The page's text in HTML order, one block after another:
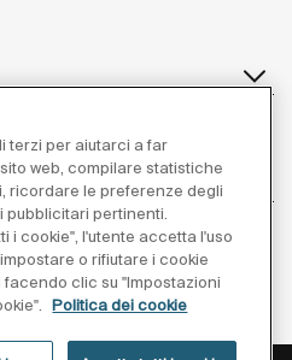
terzi per aiutarci a far
web, compilare statistiche
ricordare le preferenze degli
pubblicitari pertinenti.
i cookie", l'utente accetta l'uso
o rifiutare i cookie
clic su "Impostazioni
Politica dei cookie